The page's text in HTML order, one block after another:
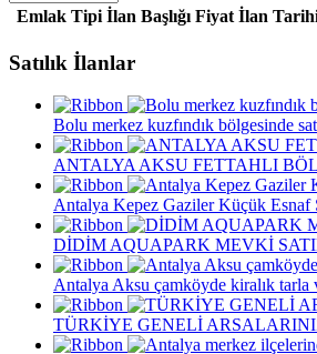
Emlak Tipi İlan Başlığı Fiyat İlan
Satılık İlanlar
Bolu merkez kuzfındık bölgesinde
ANTALYA AKSU FETTAHLI
Antalya Kepez Gaziler Küçük Esnaf
DİDİM AQUAPARK MEVKİ
Antalya Aksu çamköyde kiralık
TÜRKİYE GENELİ